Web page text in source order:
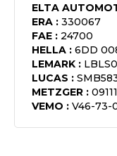
ELTA
ERA : 330067
FAE : 24700
HELLA : 6DD
LEMARK :
LUCAS :
METZGER :
VEMO : V46-73-